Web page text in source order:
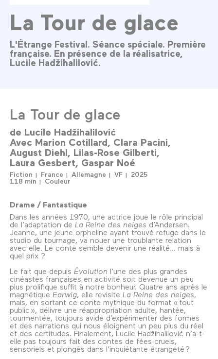
La Tour de glace
L'Étrange Festival. Séance spéciale. Première
française. En présence de la réalisatrice,
Lucile Hadžihalilović.
La Tour de glace
de Lucile Hadžihalilović
Avec Marion Cotillard Clara Pacini
August Diehl Lilas-Rose Gilberti
Laura Gesbert Gaspar Noé
Fiction France Allemagne VF
2025
118 min
Couleur
Drame / Fantastique
Dans les années 1970, une actrice joue le rôle principal
de l’adaptation de La Reine des neiges d’Andersen.
Jeanne, une jeune orpheline ayant trouvé refuge dans le
studio du tournage, va nouer une troublante relation
avec elle. Le conte semble devenir une réalité… mais à
quel prix ?
Le fait que depuis Évolution l’une des plus grandes
cinéastes françaises en activité soit devenue un peu
plus prolifique suffit à notre bonheur. Quatre ans après le
magnétique Earwig , elle revisite La Reine des neiges
mais, en sortant ce conte mythique du format « tout
public », délivre une réappropriation adulte, hantée,
tourmentée, toujours avide d’expérimenter des formes
et des narrations qui nous éloignent un peu plus du réel
et des certitudes. Finalement, Lucile Hadžihalilović n’a-t-
elle pas toujours fait des contes de fées cruels,
sensoriels et plongés dans l’inquiétante étrangeté ?